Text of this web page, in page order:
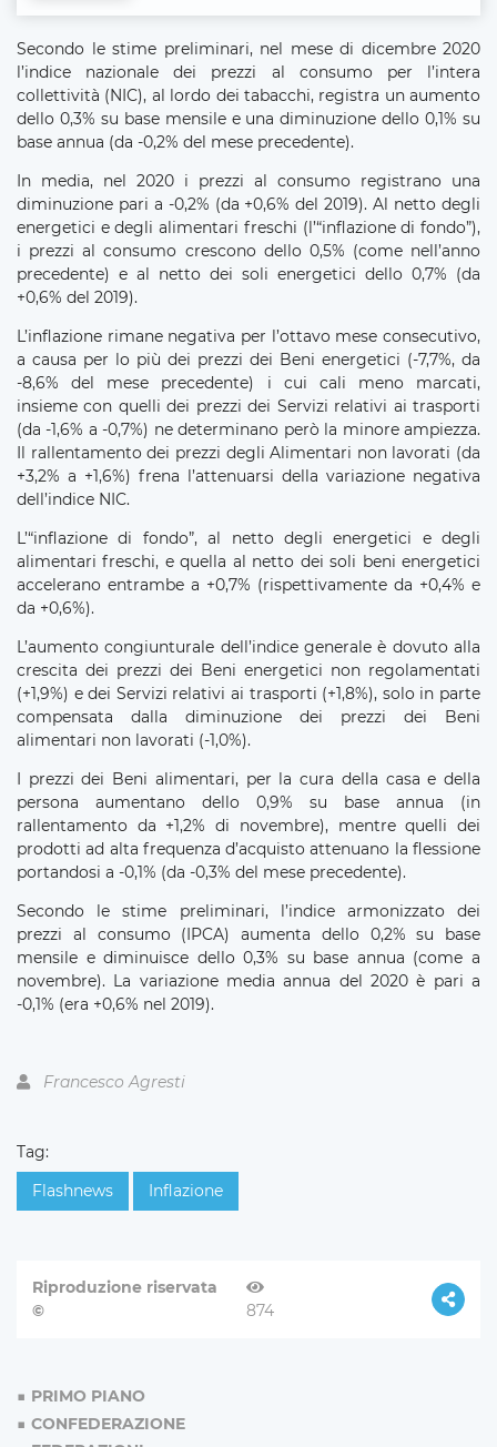
Secondo le stime preliminari, nel mese di dicembre 2020
l’indice nazionale dei prezzi al consumo per l’intera
collettività (NIC), al lordo dei tabacchi, registra un aumento
dello 0,3% su base mensile e una diminuzione dello 0,1% su
base annua (da -0,2% del mese precedente).
In media, nel 2020 i prezzi al consumo registrano una
diminuzione pari a -0,2% (da +0,6% del 2019). Al netto degli
energetici e degli alimentari freschi (l’“inflazione di fondo”),
i prezzi al consumo crescono dello 0,5% (come nell’anno
precedente) e al netto dei soli energetici dello 0,7% (da
+0,6% del 2019).
L’inflazione rimane negativa per l’ottavo mese consecutivo,
a causa per lo più dei prezzi dei Beni energetici (-7,7%, da
-8,6% del mese precedente) i cui cali meno marcati,
insieme con quelli dei prezzi dei Servizi relativi ai trasporti
(da -1,6% a -0,7%) ne determinano però la minore ampiezza.
Il rallentamento dei prezzi degli Alimentari non lavorati (da
+3,2% a +1,6%) frena l’attenuarsi della variazione negativa
dell’indice NIC.
L’“inflazione di fondo”, al netto degli energetici e degli
alimentari freschi, e quella al netto dei soli beni energetici
accelerano entrambe a +0,7% (rispettivamente da +0,4% e
da +0,6%).
L’aumento congiunturale dell’indice generale è dovuto alla
crescita dei prezzi dei Beni energetici non regolamentati
(+1,9%) e dei Servizi relativi ai trasporti (+1,8%), solo in parte
compensata dalla diminuzione dei prezzi dei Beni
alimentari non lavorati (-1,0%).
I prezzi dei Beni alimentari, per la cura della casa e della
persona aumentano dello 0,9% su base annua (in
rallentamento da +1,2% di novembre), mentre quelli dei
prodotti ad alta frequenza d’acquisto attenuano la flessione
portandosi a -0,1% (da -0,3% del mese precedente).
Secondo le stime preliminari, l’indice armonizzato dei
prezzi al consumo (IPCA) aumenta dello 0,2% su base
mensile e diminuisce dello 0,3% su base annua (come a
novembre). La variazione media annua del 2020 è pari a
-0,1% (era +0,6% nel 2019).
Francesco Agresti
Tag:
Flashnews
Inflazione
Riproduzione riservata
©
874
PRIMO PIANO
CONFEDERAZIONE